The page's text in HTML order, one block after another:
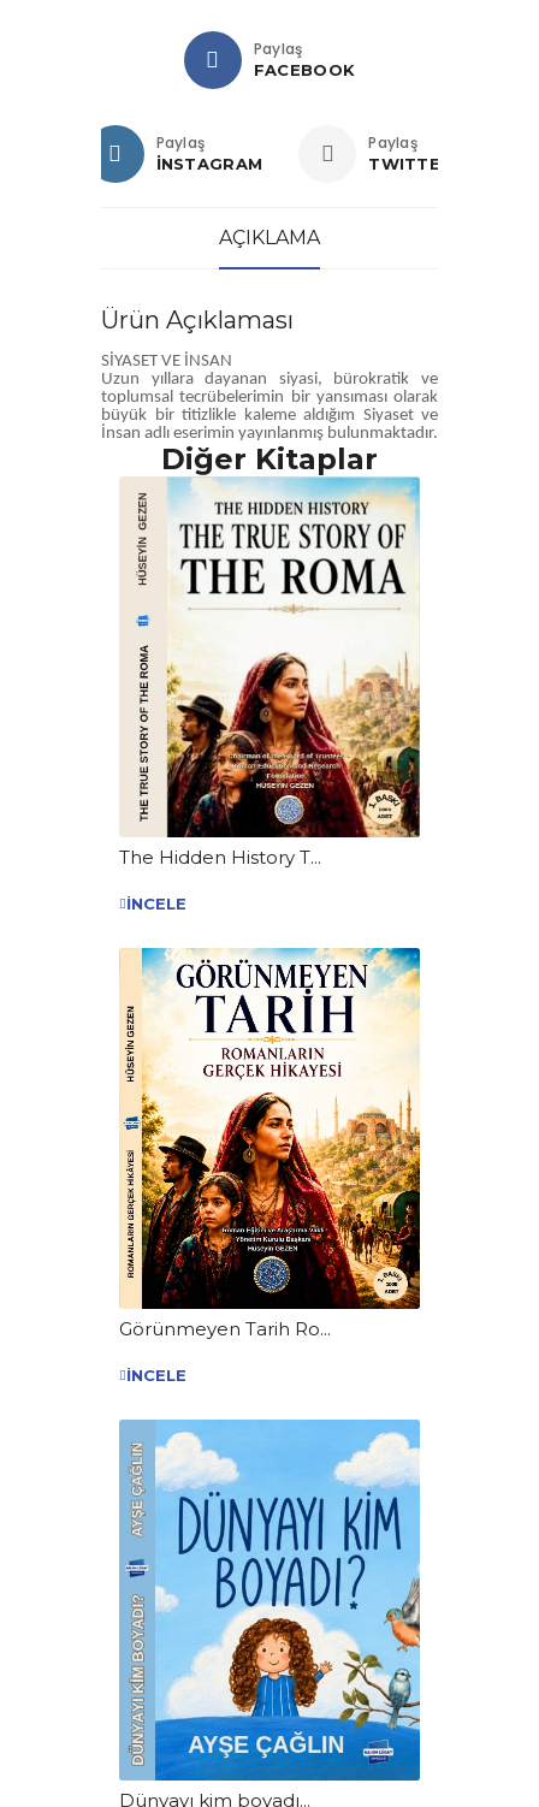
Paylaş
FACEBOOK
Paylaş
İNSTAGRAM
Paylaş
TWITTER
AÇIKLAMA
Ürün Açıklaması
SİYASET VE İNSAN
Uzun yıllara dayanan siyasi, bürokratik ve
toplumsal tecrübelerimin bir yansıması olarak
büyük bir titizlikle kaleme aldığım Siyaset ve
İnsan adlı eserimin yayınlanmış bulunmaktadır.
Diğer Kitaplar
The Hidden History T...
İNCELE
Görünmeyen Tarih Ro...
İNCELE
Dünyayı kim boyadı...